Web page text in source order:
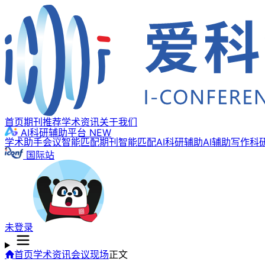
首页期刊推荐学术资讯关于我们
AI科研辅助平台 NEW
学术助手会议智能匹配期刊智能匹配AI科研辅助AI辅助写作科
国际站
未登录
首页学术资讯会议现场正文